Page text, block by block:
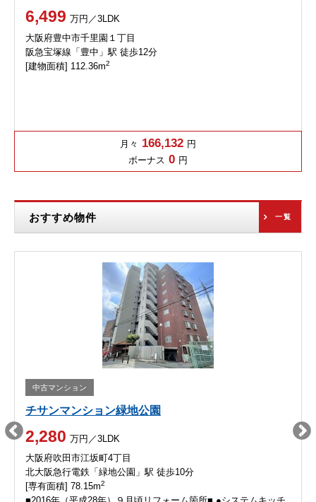
6,499 万円／3LDK
大阪府豊中市千里園１丁目
阪急宝塚線「豊中」駅 徒歩12分
[建物面積] 112.36m2
月々 166,132 円
ボーナス 0 円
おすすめ物件 一覧
中古マンション
チサンマンション緑地公園
2,280 万円／3LDK
大阪府吹田市江坂町4丁目
北大阪急行電鉄「緑地公園」駅 徒歩10分
[専有面積] 78.15m2